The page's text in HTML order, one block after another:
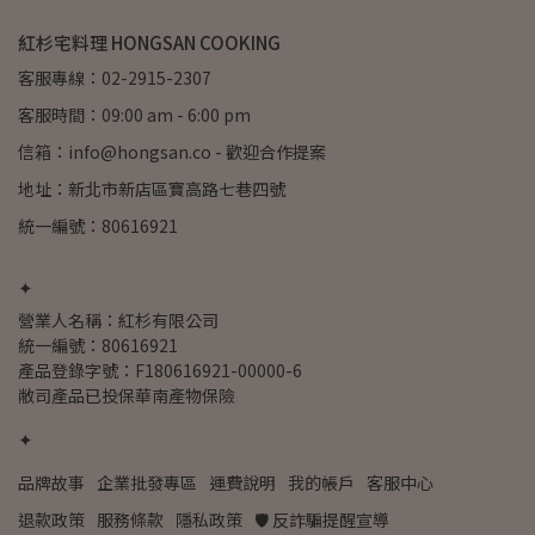
紅杉宅料理 HONGSAN COOKING
客服專線：02-2915-2307
客服時間：09:00 am - 6:00 pm
信箱：info@hongsan.co - 歡迎合作提案
地址：新北市新店區寶高路七巷四號
統一編號：80616921
✦
營業人名稱：紅杉有限公司
統一編號：80616921
產品登錄字號：F180616921-00000-6
敝司產品已投保華南產物保險
✦
品牌故事 企業批發專區 運費說明 我的帳戶
客服中心
退款政策 服務條款 隱私政策 🛡️ 反詐騙提醒宣導